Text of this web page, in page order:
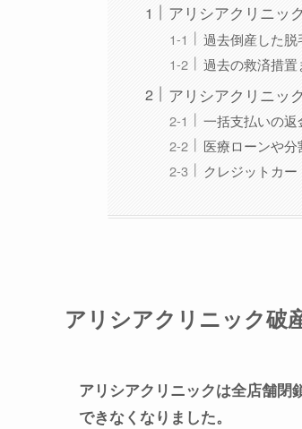
アリシアクリニッ
過去倒産した
過去の救済措置
アリシアクリニッ
一括支払いの返
医療ローンや分
クレジットカ
アリシアクリニック破
アリシアクリニックは全店舗閉
できなくなりました。